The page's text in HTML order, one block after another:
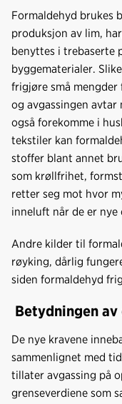
Formaldehyd brukes
produksjon av lim,
benyttes i trebaserte
byggematerialer.
frigjøre små
og avgassingen
også forekomme i
tekstiler kan
stoffer blant annet
som krøllfrihet,
retter seg mot hvor
inneluft når de er nye
Andre kilder til
røyking, dårlig
siden formaldehyd
Betydningen
De nye kravene
sammenlignet med
tillater avgassing på
grenseverdiene som